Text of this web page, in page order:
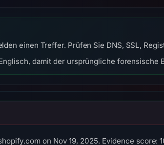
einen Treffer. Prüfen Sie DNS, SSL,
damit der ursprüngliche forensische
on Nov 19, 2025. Evidence score: